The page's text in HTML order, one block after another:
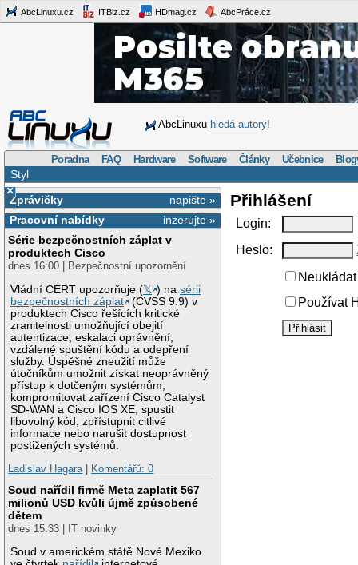
AbcLinuxu.cz ITBiz.cz HDmag.cz AbcPráce.cz
AbcLinuxu hledá autory!
Poradna FAQ Hardware Software Články Učebnice
Styl
×
napište »
Zprávičky
inzerujte »
Pracovní nabídky
Série bezpečnostních záplat v
produktech Cisco
dnes 16:00 | Bezpečnostní upozornění
Vládní CERT upozorňuje (𝕏 ) nasérii
bezpečnostních záplat
(CVSS 9.9) v
produktech Cisco řešících kritické
zranitelnosti umožňující obejití
autentizace, eskalaci oprávnění,
vzdálené spuštění kódu a odepření
služby. Úspěšné zneužití může
útočníkům umožnit získat neoprávněný
přístup k dotčeným systémům,
kompromitovat zařízení Cisco Catalyst
SD-WAN a Cisco IOS XE, spustit
libovolný kód, zpřístupnit citlivé
informace nebo narušit dostupnost
postižených systémů.
Ladislav Hagara| Komentářů: 0
Soud nařídil firmě Meta zaplatit 567
milionů USD kvůli újmě způsobené
dětem
dnes 15:33 | IT novinky
Soud v americkém státě Nové Mexiko
Přihlášení
Login:
Heslo:
Používat